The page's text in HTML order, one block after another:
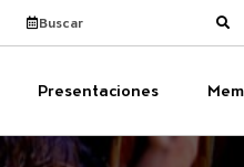
Ver calendario
Busca el sitio
Presentaciones